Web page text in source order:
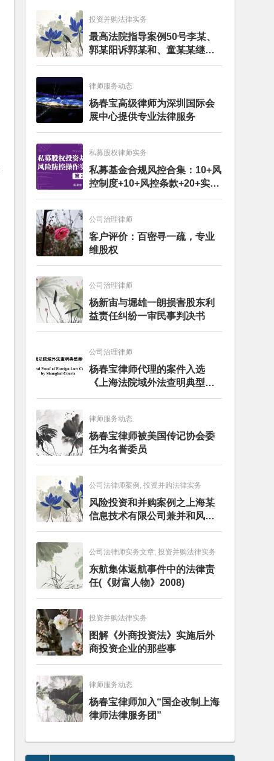
投资并购法律实务
最高法院指导案例50号李某、
郭某阳诉郭某和、童某某继承
纠纷案
律师服务动态
杨春宝高级律师为深圳国际会
展中心提供专业法律服务
私募股权律师实务
私募基金合规风控合集：10+风
控制度+10+风控条款+20+实务
文章+每月动态
公司治理律师
客户评价：百密寻一疏，专业
维股权
公司治理律师
杨新宙与堀雄一朗损害股东利
益责任纠纷一审民事判决书
公司治理律师
杨春宝律师代理的案件入选
《上海法院域外法查明典型案
例》
律师服务动态
杨春宝律师被美国传记协会委
任为名誉委员
公司法律师案例, 投资并购法律实务
风险投资和并购案例之上海某
信息技术有限公司兼并和风险
投资服务
公司法律师实务文章, 投资并购法律实务
东航集体返航事件中的法律责
任(《财富人物》2008)
投资并购法律实务
图解《外商投资法》实施后外
商投资企业的那些事
律师服务动态
杨春宝律师加入“国企改制上海
律师法律服务团”